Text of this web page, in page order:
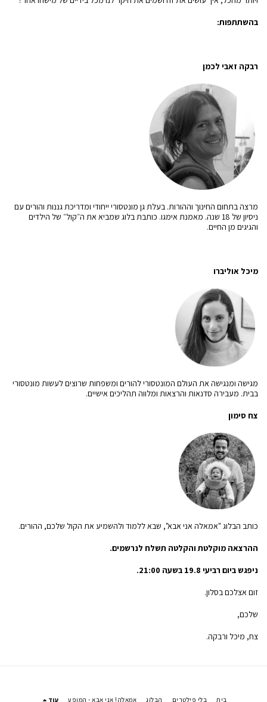
בהשתתפות:
רבקה זאבי לכמן
מרצה בתחום החינוך וההורות. בעלת גן מונטסורי ייחודי ומדריכת גננות והורים עם
ניסיון של 18 שנה. מאמנת אימגו. כותבת בלוג שמביא את ה״קול״ של הילדים
והגיגים מן החיים.
מיכל אוליברו
מגישה ומנגישה את העולם המונטסורי להורים ומשפחות שרוצים לעשות מונטסורי
בבית. מעבירה סדנאות והרצאות ומלווה תהליכים אישיים.
צח סימון
כותב הבלוג "אמאלה אני אבא", שבא ללמוד ולהשמיע את הקול שלכם, ההורים.
ההרצאה מוקלטת והקלטה תשלח לנרשמים.
ניפגש ביום רביעי 19.8 בשעה 21:00.
זום אצלכם בסלון.
שלכם,
צח, מיכל ורבקה.
בית בלי פילטרים הבלוג אמאלה! אני אבא - המופע עוד